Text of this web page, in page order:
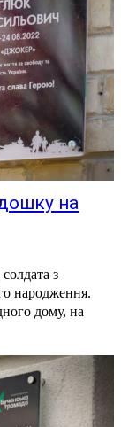
на
з
народження.
дому, на